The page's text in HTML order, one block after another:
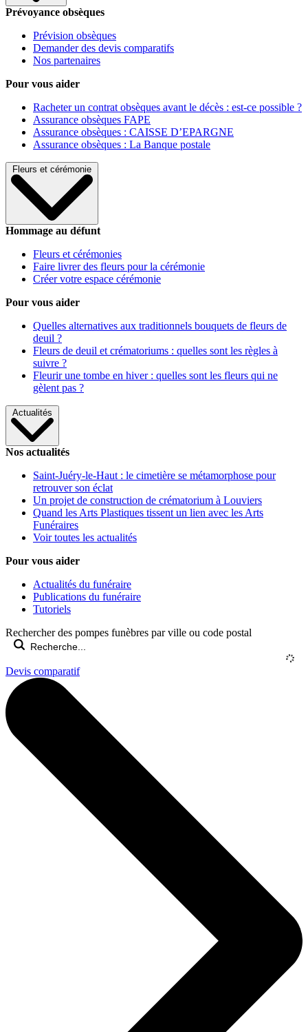
Prévoyance obsèques
Prévision obsèques
Demander des devis comparatifs
Nos partenaires
Pour vous aider
Racheter un contrat obsèques avant le décès : est-ce possible ?
Assurance obsèques FAPE
Assurance obsèques : CAISSE D’EPARGNE
Assurance obsèques : La Banque postale
Fleurs et cérémonie
Hommage au défunt
Fleurs et cérémonies
Faire livrer des fleurs pour la cérémonie
Créer votre espace cérémonie
Pour vous aider
Quelles alternatives aux traditionnels bouquets de fleurs de
deuil ?
Fleurs de deuil et crématoriums : quelles sont les règles à
suivre ?
Fleurir une tombe en hiver : quelles sont les fleurs qui ne
gèlent pas ?
Actualités
Nos actualités
Saint-Juéry-le-Haut : le cimetière se métamorphose pour
retrouver son éclat
Un projet de construction de crématorium à Louviers
Quand les Arts Plastiques tissent un lien avec les Arts
Funéraires
Voir toutes les actualités
Pour vous aider
Actualités du funéraire
Publications du funéraire
Tutoriels
Rechercher des pompes funèbres par ville ou code postal
Devis comparatif